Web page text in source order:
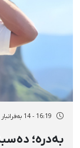
16:19 - 14 بەفرانبار 2725
بەدرە؛